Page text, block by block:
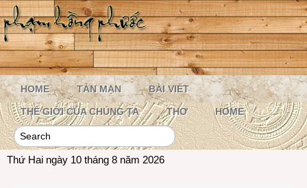
HOME TẢN MẠN BÀI VIẾT
THẾ GIỚI CỦA CHÚNG TA THƠ HOME
Thứ Hai ngày 10 tháng 8 năm 2026